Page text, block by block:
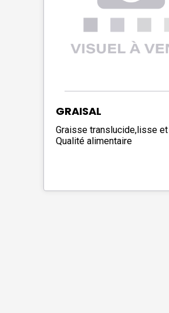
GRAISAL
Graisse translucide,lisse
Qualité alimentaire